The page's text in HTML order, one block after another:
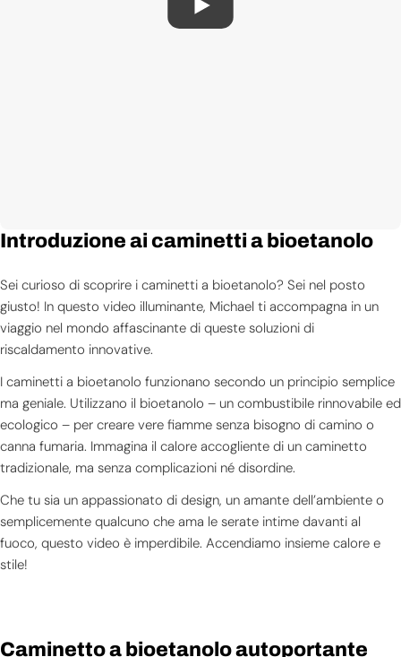
Introduzione ai caminetti a bioetanolo
Sei curioso di scoprire i caminetti a bioetanolo? Sei nel posto
giusto! In questo video illuminante, Michael ti accompagna in un
viaggio nel mondo affascinante di queste soluzioni di
riscaldamento innovative.
I caminetti a bioetanolo funzionano secondo un principio semplice
ma geniale. Utilizzano il bioetanolo – un combustibile rinnovabile ed
ecologico – per creare vere fiamme senza bisogno di camino o
canna fumaria. Immagina il calore accogliente di un caminetto
tradizionale, ma senza complicazioni né disordine.
Che tu sia un appassionato di design, un amante dell’ambiente o
semplicemente qualcuno che ama le serate intime davanti al
fuoco, questo video è imperdibile. Accendiamo insieme calore e
stile!
Caminetto a bioetanolo autoportante